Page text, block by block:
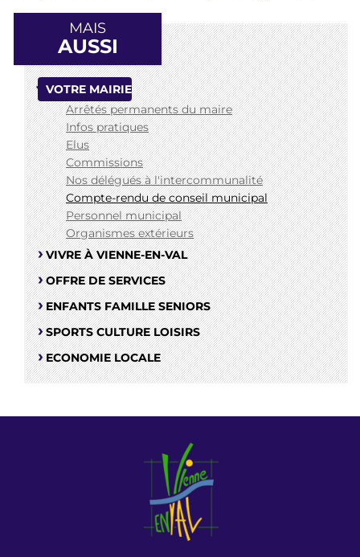
MAIS
AUSSI
VOTRE MAIRIE
Arrêtés permanents du maire
Infos pratiques
Elus
Commissions
Nos délégués à l'intercommunalité
Compte-rendu de conseil municipal
Personnel municipal
Organismes extérieurs
VIVRE À VIENNE-EN-VAL
OFFRE DE SERVICES
ENFANTS FAMILLE SENIORS
SPORTS CULTURE LOISIRS
ECONOMIE LOCALE